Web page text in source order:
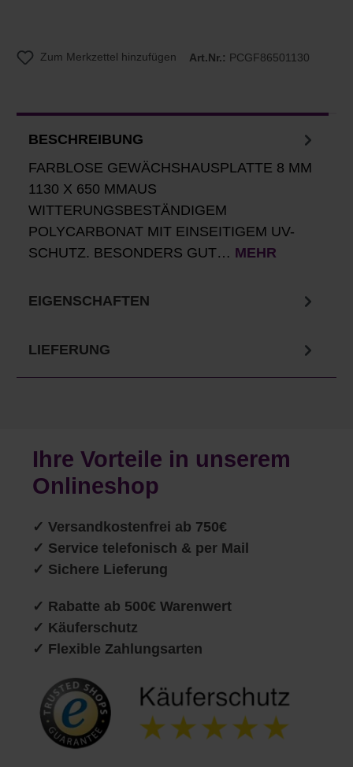
Zum Merkzettel hinzufügen Art.Nr.: PCGF86501130
BESCHREIBUNG
FARBLOSE GEWÄCHSHAUSPLATTE 8 MM
1130 X 650 MMAUS
WITTERUNGSBESTÄNDIGEM
POLYCARBONAT MIT EINSEITIGEM UV-
SCHUTZ. BESONDERS GUT… MEHR
EIGENSCHAFTEN
LIEFERUNG
Ihre Vorteile in unserem
Onlineshop
✓ Versandkostenfrei ab 750€
✓ Service telefonisch & per Mail
✓ Sichere Lieferung
✓ Rabatte ab 500€ Warenwert
✓ Käuferschutz
✓ Flexible Zahlungsarten